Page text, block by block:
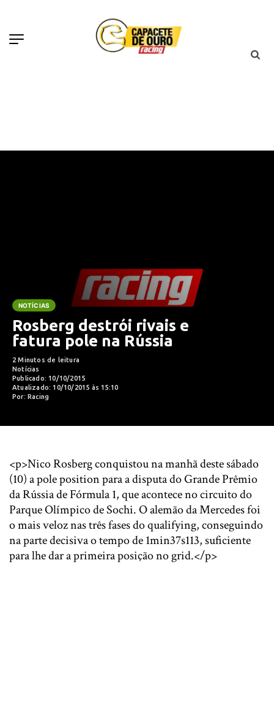
NOTÍCIAS
Rosberg destrói rivais e
fatura pole na Rússia
2 Minutos de leitura
Notícias
Publicado: 10/10/2015
Atualizado: 10/10/2015 às 15:10
Por: Racing
<p>Nico Rosberg conquistou na manhã deste sábado
(10) a pole position para a disputa do Grande Prêmio
da Rússia de Fórmula 1, que acontece no circuito do
Parque Olímpico de Sochi. O alemão da Mercedes foi
o mais veloz nas três fases do qualifying, conseguindo
na parte decisiva o tempo de 1min37s113, suficiente
para lhe dar a primeira posição no grid.</p>